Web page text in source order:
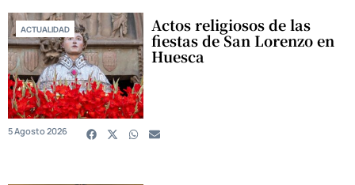
ACTUALIDAD Actos religiosos de las
fiestas de San Lorenzo en
Huesca
5 Agosto 2026